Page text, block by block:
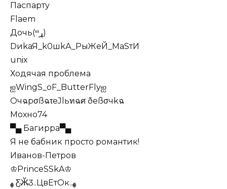
Паспарту
Flaem
Дочь(ړײ)
DиkаЯ_k0шkА_РыЖеЙ_МаSтИ
unix
Ходячая проблема
ஐWingS_oF_ButterFlyஐ
ОчฉpσßฉτеJlьทฉศ ðеßσчkฉ
Мохно74
▀▄ Багирра▀▄
Я не бабник просто романтик!
Иванов-Петров
♔PrinceSSkA♔
ﻬ Ƹ̴Ӂ̴Ʒ..ЦвЕтОк..ﻬ